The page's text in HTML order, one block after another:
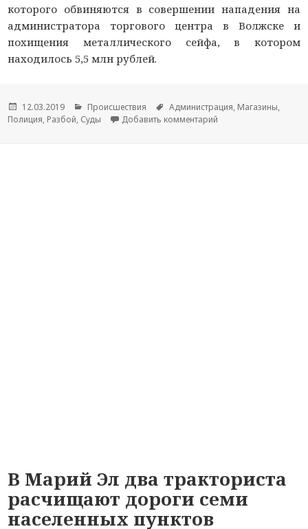
которого обвиняются в совершении нападения на
администратора торгового центра в Волжске и
похищения металлического сейфа, в котором
находилось 5,5 млн рублей.
Опубликовано
12.03.2019 Рубрики
Происшествия Метки
Администрация, Магазины,
Полиция, Разбой, Суды Добавить комментарий
В Марий Эл два тракториста
расчищают дороги семи
населенных пунктов